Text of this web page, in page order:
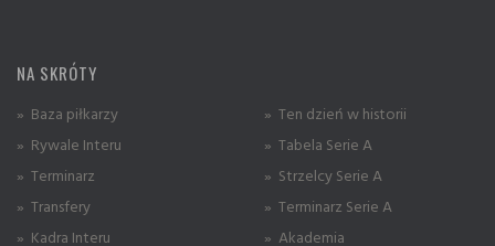
NA SKRÓTY
» Baza piłkarzy
» Rywale Interu
» Terminarz
» Transfery
» Kadra Interu
» Ten dzień w historii
» Tabela Serie A
» Strzelcy Serie A
» Terminarz Serie A
» Akademia